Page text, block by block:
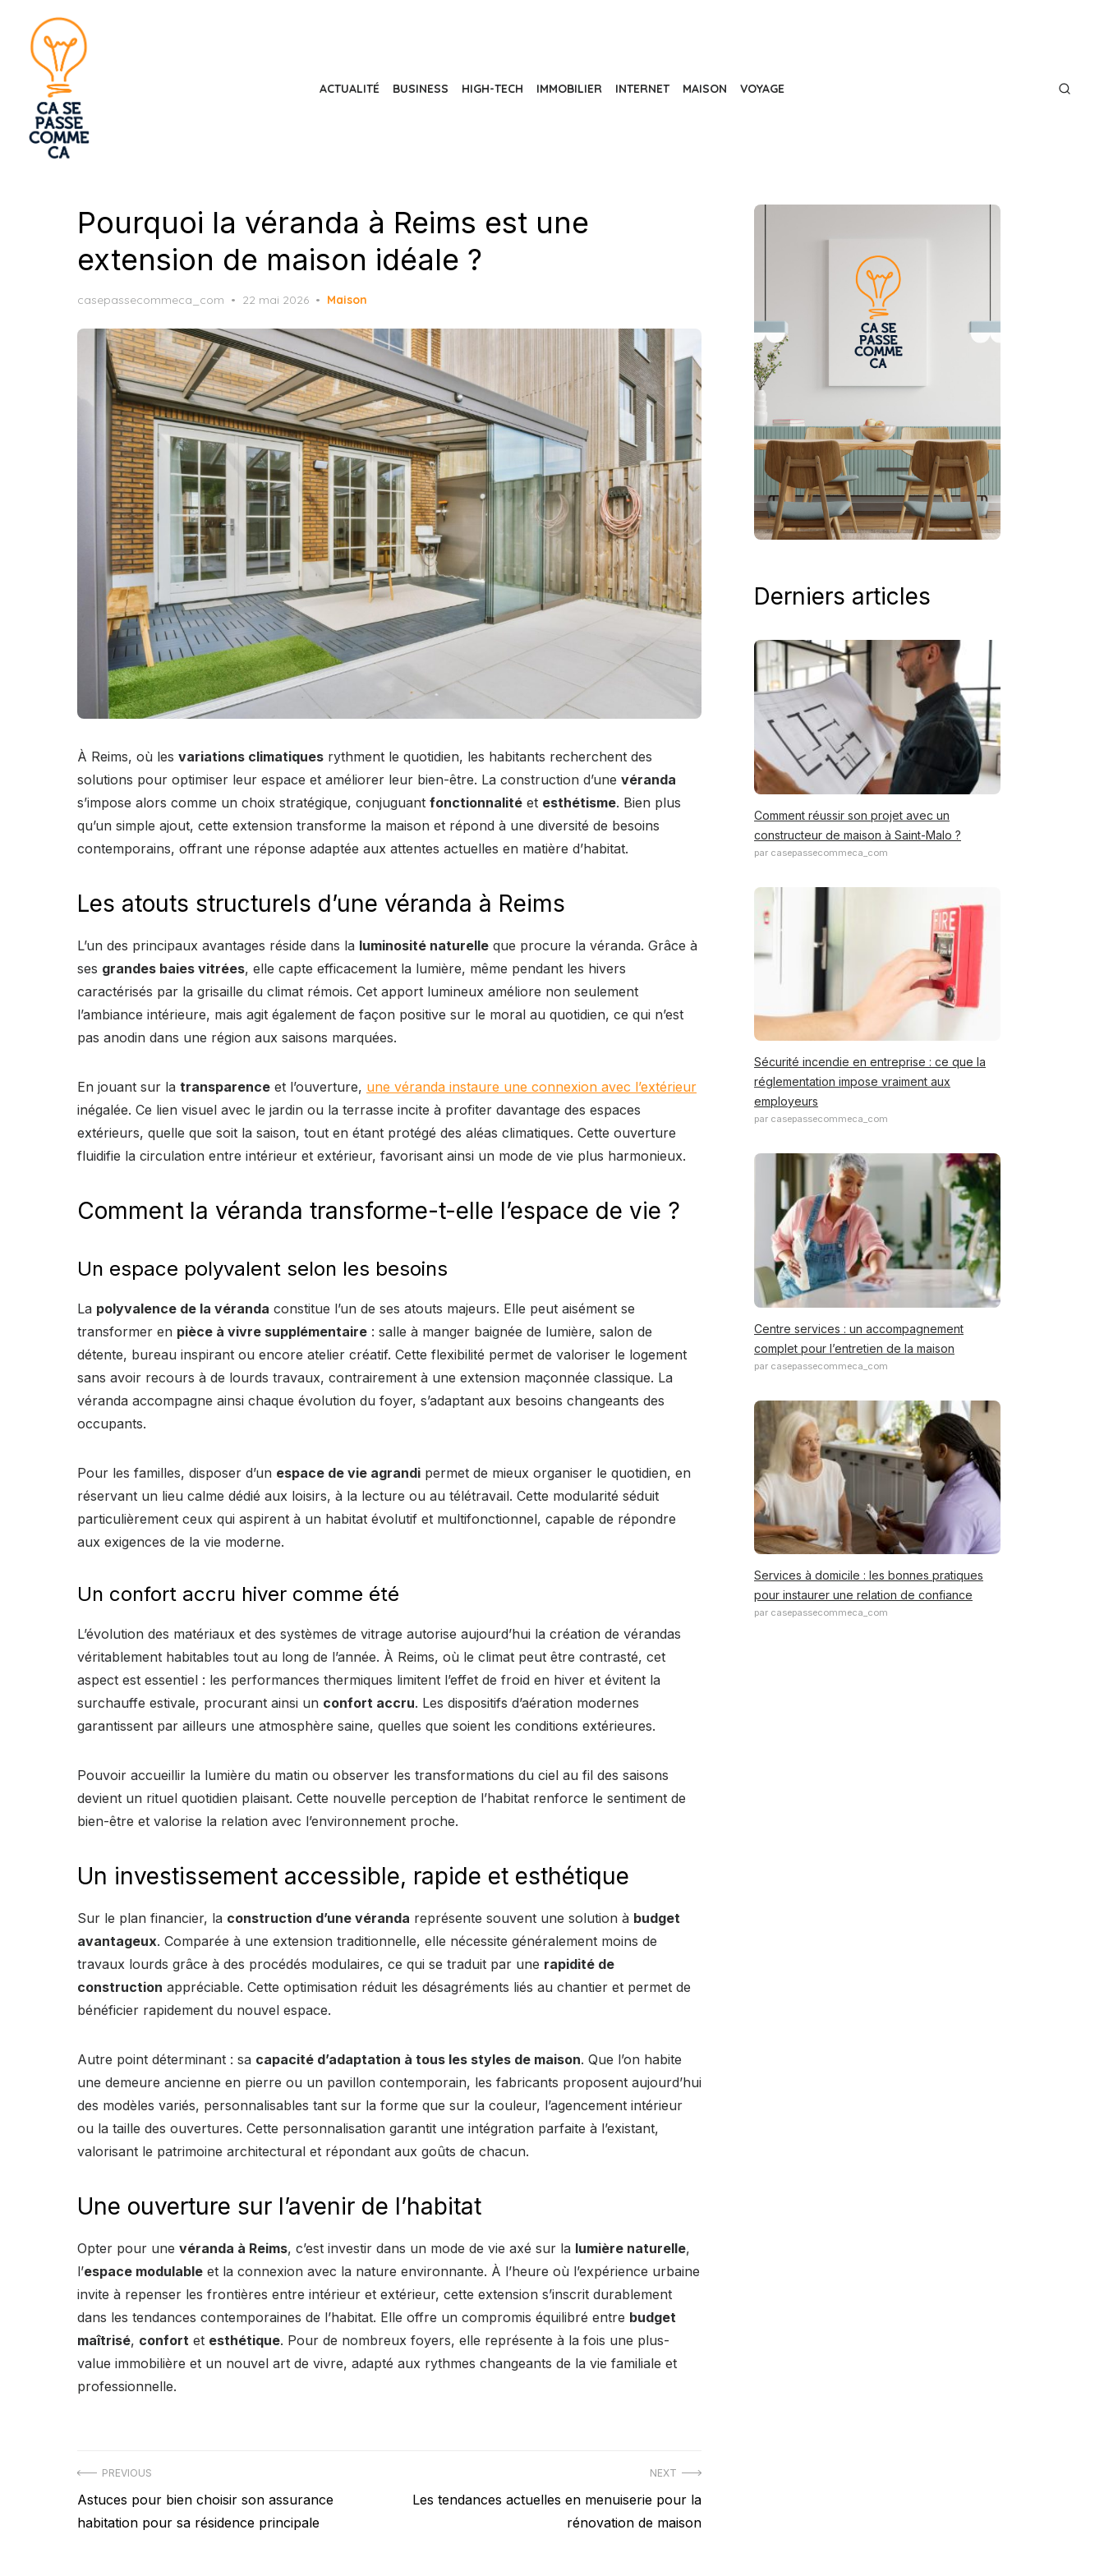
ACTUALITÉ BUSINESS HIGH-TECH IMMOBILIER INTERNET MAISON VOYAGE
Pourquoi la véranda à Reims est une
extension de maison idéale ?
casepassecommeca_com
Posted
22 mai 2026 Maison
À Reims, où les variations climatiques rythment le quotidien, les habitants recherchent des
solutions pour optimiser leur espace et améliorer leur bien-être. La construction d’une véranda
s’impose alors comme un choix stratégique, conjuguant fonctionnalité et esthétisme. Bien plus
qu’un simple ajout, cette extension transforme la maison et répond à une diversité de besoins
contemporains, offrant une réponse adaptée aux attentes actuelles en matière d’habitat.
Les atouts structurels d’une véranda à Reims
L’un des principaux avantages réside dans la luminosité naturelle que procure la véranda. Grâce à
ses grandes baies vitrées, elle capte efficacement la lumière, même pendant les hivers
caractérisés par la grisaille du climat rémois. Cet apport lumineux améliore non seulement
l’ambiance intérieure, mais agit également de façon positive sur le moral au quotidien, ce qui n’est
pas anodin dans une région aux saisons marquées.
En jouant sur la transparence et l’ouverture, une véranda instaure une connexion avec l’extérieur
inégalée. Ce lien visuel avec le jardin ou la terrasse incite à profiter davantage des espaces
extérieurs, quelle que soit la saison, tout en étant protégé des aléas climatiques. Cette ouverture
fluidifie la circulation entre intérieur et extérieur, favorisant ainsi un mode de vie plus harmonieux.
Comment la véranda transforme-t-elle l’espace de vie ?
Un espace polyvalent selon les besoins
La polyvalence de la véranda constitue l’un de ses atouts majeurs. Elle peut aisément se
transformer en pièce à vivre supplémentaire : salle à manger baignée de lumière, salon de
détente, bureau inspirant ou encore atelier créatif. Cette flexibilité permet de valoriser le logement
sans avoir recours à de lourds travaux, contrairement à une extension maçonnée classique. La
véranda accompagne ainsi chaque évolution du foyer, s’adaptant aux besoins changeants des
occupants.
Pour les familles, disposer d’un espace de vie agrandi permet de mieux organiser le quotidien, en
réservant un lieu calme dédié aux loisirs, à la lecture ou au télétravail. Cette modularité séduit
particulièrement ceux qui aspirent à un habitat évolutif et multifonctionnel, capable de répondre
aux exigences de la vie moderne.
Un confort accru hiver comme été
L’évolution des matériaux et des systèmes de vitrage autorise aujourd’hui la création de vérandas
véritablement habitables tout au long de l’année. À Reims, où le climat peut être contrasté, cet
aspect est essentiel : les performances thermiques limitent l’effet de froid en hiver et évitent la
surchauffe estivale, procurant ainsi un confort accru. Les dispositifs d’aération modernes
garantissent par ailleurs une atmosphère saine, quelles que soient les conditions extérieures.
Pouvoir accueillir la lumière du matin ou observer les transformations du ciel au fil des saisons
devient un rituel quotidien plaisant. Cette nouvelle perception de l’habitat renforce le sentiment de
bien-être et valorise la relation avec l’environnement proche.
Un investissement accessible, rapide et esthétique
Sur le plan financier, la construction d’une véranda représente souvent une solution à budget
avantageux. Comparée à une extension traditionnelle, elle nécessite généralement moins de
travaux lourds grâce à des procédés modulaires, ce qui se traduit par une rapidité de
construction appréciable. Cette optimisation réduit les désagréments liés au chantier et permet de
bénéficier rapidement du nouvel espace.
Autre point déterminant : sa capacité d’adaptation à tous les styles de maison. Que l’on habite
une demeure ancienne en pierre ou un pavillon contemporain, les fabricants proposent aujourd’hui
des modèles variés, personnalisables tant sur la forme que sur la couleur, l’agencement intérieur
ou la taille des ouvertures. Cette personnalisation garantit une intégration parfaite à l’existant,
valorisant le patrimoine architectural et répondant aux goûts de chacun.
Une ouverture sur l’avenir de l’habitat
Opter pour une véranda à Reims, c’est investir dans un mode de vie axé sur la lumière naturelle,
l’espace modulable et la connexion avec la nature environnante. À l’heure où l’expérience urbaine
invite à repenser les frontières entre intérieur et extérieur, cette extension s’inscrit durablement
dans les tendances contemporaines de l’habitat. Elle offre un compromis équilibré entre budget
maîtrisé, confort et esthétique. Pour de nombreux foyers, elle représente à la fois une plus-
value immobilière et un nouvel art de vivre, adapté aux rythmes changeants de la vie familiale et
professionnelle.
Navigation
de
PREVIOUS
Previous
post:
Astuces pour bien choisir son assurance
habitation pour sa résidence principale
NEXT
Next
Les tendances actuelles en menuiserie pour la
rénovation de maison
Derniers articles
Comment réussir son projet avec un
constructeur de maison à Saint-Malo ?
par casepassecommeca_com
Sécurité incendie en entreprise : ce que la
réglementation impose vraiment aux
employeurs
par casepassecommeca_com
Centre services : un accompagnement
complet pour l’entretien de la maison
par casepassecommeca_com
Services à domicile : les bonnes pratiques
pour instaurer une relation de confiance
par casepassecommeca_com